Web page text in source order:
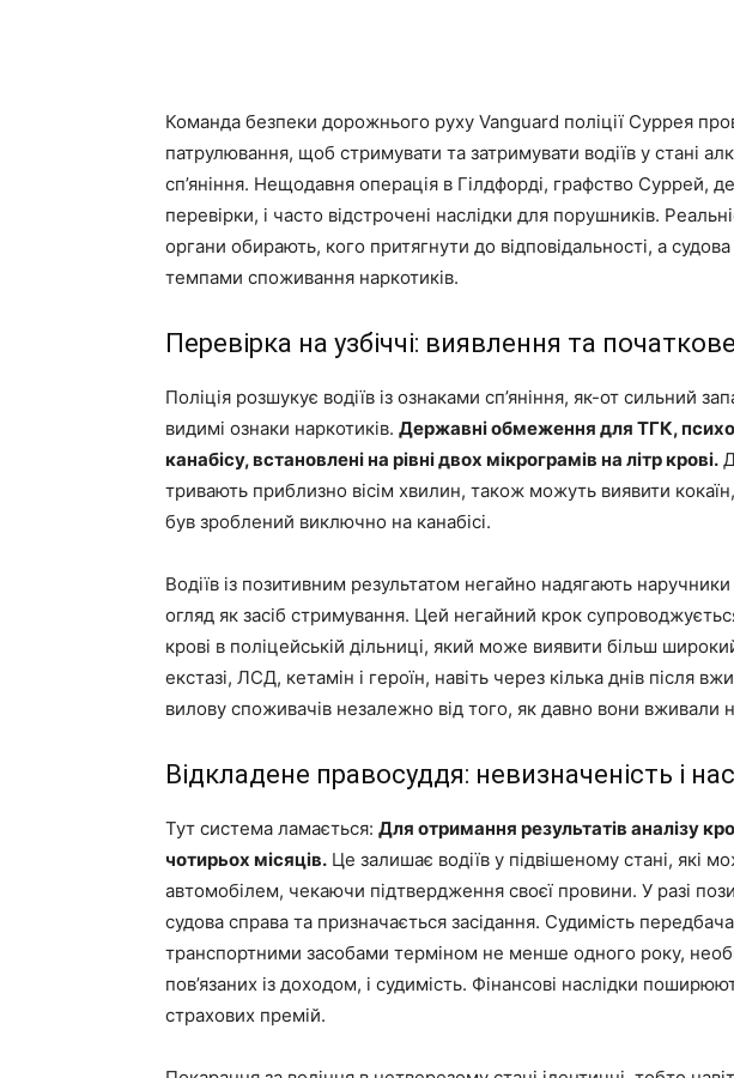
Команда безпеки дорожнього руху Vanguard поліції Суррея
патрулювання, щоб стримувати та затримувати водіїв у стані
сп’яніння. Нещодавня операція в Гілдфорді, графство Суррей,
перевірки, і часто відстрочені наслідки для порушників.
органи обирають, кого притягнути до відповідальності, а
темпами споживання наркотиків.
Перевірка на узбіччі: виявлення та
Поліція розшукує водіїв із ознаками сп’яніння, як-от сильний
видимі ознаки наркотиків. Державні обмеження для ТГК,
канабісу, встановлені на рівні двох мікрограмів на літр крові.
тривають приблизно вісім хвилин, також можуть виявити
був зроблений виключно на канабісі.
Водіїв із позитивним результатом негайно надягають
огляд як засіб стримування. Цей негайний крок
крові в поліцейській дільниці, який може виявити більш
екстазі, ЛСД, кетамін і героїн, навіть через кілька днів після
вилову споживачів незалежно від того, як давно вони вживали
Відкладене правосуддя: невизначеність і
Тут система ламається: Для отримання результатів аналізу
чотирьох місяців. Це залишає водіїв у підвішеному стані, які
автомобілем, чекаючи підтвердження своєї провини. У разі
судова справа та призначається засідання. Судимість
транспортними засобами терміном не менше одного року,
пов’язаних із доходом, і судимість. Фінансові наслідки
страхових премій.